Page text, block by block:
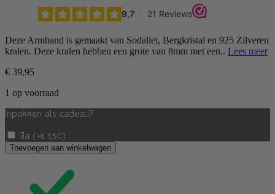
Deze Armband is gemaakt van Sodaliet, Bergkristal en 925 Zilveren
kralen. Deze kralen hebben een grote van 8mm met een.. Lees meer
€ 39,95
1 op voorraad
Inpakken als cadeau?
Ja (+€ 1,50)
Bergkristal
&
Toevoegen aan winkelwagen